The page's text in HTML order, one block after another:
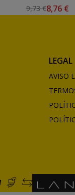
9,73 €8,76 €
LEGAL
AVISO